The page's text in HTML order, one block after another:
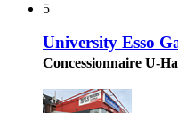
5
University Esso
Concessionnaire U-